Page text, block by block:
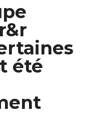
été